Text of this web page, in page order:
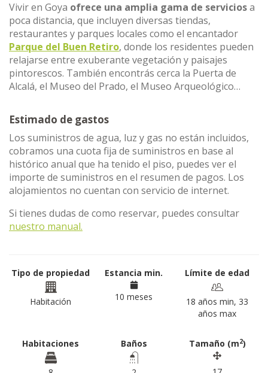
Vivir en Goya ofrece una amplia gama de serviciosa
poca distancia, que incluyen diversas tiendas,
restaurantes y parques locales como el encantador
Parque del Buen Retiro, donde los residentes pueden
relajarse entre exuberante vegetación y paisajes
pintorescos. También encontrás cerca la Puerta de
Alcalá, el Museo del Prado, el Museo Arqueológico…
Estimado de gastos
Los suministros de agua, luz y gas no están incluidos,
cobramos una cuota fija de suministros en base al
histórico anual que ha tenido el piso, puedes ver el
importe de suministros en el resumen de pagos. Los
alojamientos no cuentan con servicio de internet.
Si tienes dudas de como reservar, puedes consultar
nuestro manual.
Tipo de propiedad
Habitación
Estancia min.
10 meses
Límite de edad
18 años min, 33
años max
Habitaciones Baños Tamaño (m2)